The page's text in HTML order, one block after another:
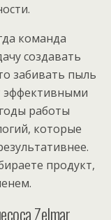
команда
создавать
забивать пыль
эффективными
работы
которые
продукт,
Zelmаr